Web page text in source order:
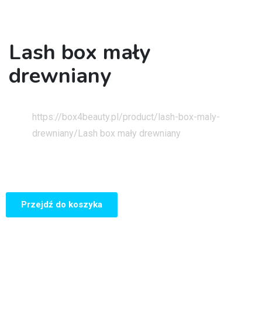
Lash box mały
drewniany
https://box4beauty.pl/product/lash-box-maly-
drewniany/Lash box mały drewniany
Przejdź do koszyka